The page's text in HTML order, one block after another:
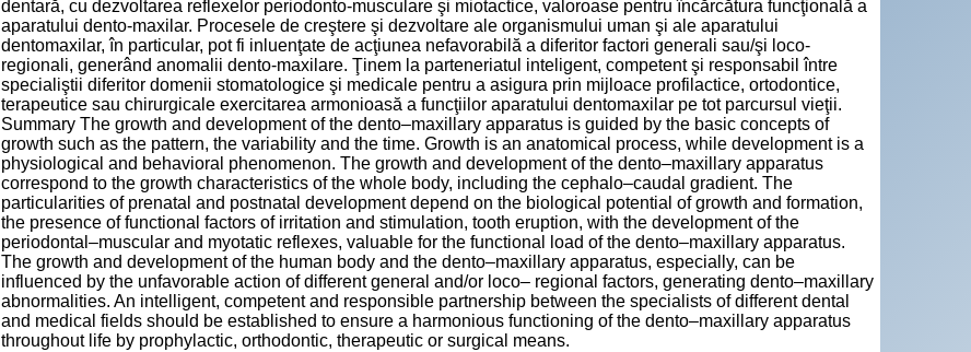
dentară, cu dezvoltarea reflexelor periodonto-musculare şi miotactice, valoroase pentru încărcătura funcţională a
aparatului dento-maxilar. Procesele de creştere şi dezvoltare ale organismului uman şi ale aparatului
dentomaxilar, în particular, pot fi inluenţate de acţiunea nefavorabilă a diferitor factori generali sau/şi loco-
regionali, generând anomalii dento-maxilare. Ţinem la parteneriatul inteligent, competent şi responsabil între
specialiştii diferitor domenii stomatologice şi medicale pentru a asigura prin mijloace profilactice, ortodontice,
terapeutice sau chirurgicale exercitarea armonioasă a funcţiilor aparatului dentomaxilar pe tot parcursul vieţii.
Summary The growth and development of the dento–maxillary apparatus is guided by the basic concepts of
growth such as the pattern, the variability and the time. Growth is an anatomical process, while development is a
physiological and behavioral phenomenon. The growth and development of the dento–maxillary apparatus
correspond to the growth characteristics of the whole body, including the cephalo–caudal gradient. The
particularities of prenatal and postnatal development depend on the biological potential of growth and formation,
the presence of functional factors of irritation and stimulation, tooth eruption, with the development of the
periodontal–muscular and myotatic reflexes, valuable for the functional load of the dento–maxillary apparatus.
The growth and development of the human body and the dento–maxillary apparatus, especially, can be
influenced by the unfavorable action of different general and/or loco– regional factors, generating dento–maxillary
abnormalities. An intelligent, competent and responsible partnership between the specialists of different dental
and medical fields should be established to ensure a harmonious functioning of the dento–maxillary apparatus
throughout life by prophylactic, orthodontic, therapeutic or surgical means.